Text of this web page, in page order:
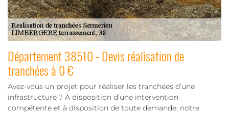
Département 38510 - Devis réalisation de
tranchées à 0 €
Avez-vous un projet pour réaliser les tranchées d’une
infrastructure ? À disposition d’une intervention
compétente et à disposition de toute demande, notre